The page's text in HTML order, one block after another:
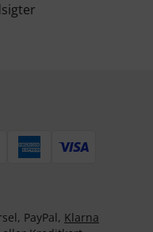
PayPal, Klarna